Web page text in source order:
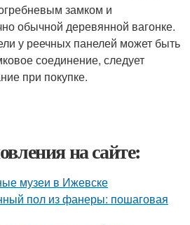
замком и
обычной деревянной вагонке.
у реечных панелей может быть
соединение, следует
при покупке.
на сайте:
музеи в Ижевске
пол из фанеры: пошаговая